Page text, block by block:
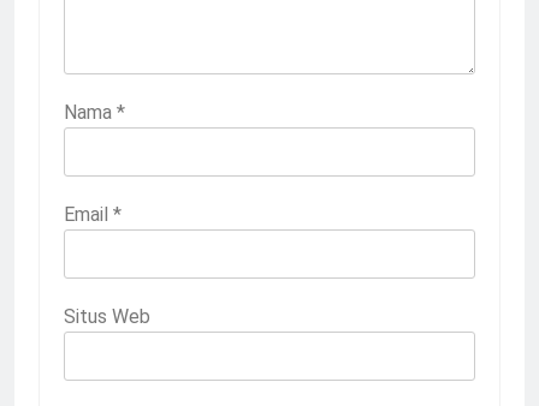
Nama *
Email *
Situs Web